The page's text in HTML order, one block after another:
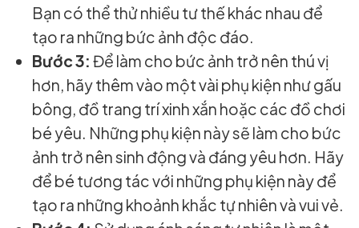
Bạn có thể thử nhiều tư thế khác nhau để
tạo ra những bức ảnh độc đáo.
Bước 3:Để làm cho bức ảnh trở nên thú vị
hơn, hãy thêm vào một vài phụ kiện như gấu
bông, đồ trang trí xinh xắn hoặc các đồ chơi
bé yêu. Những phụ kiện này sẽ làm cho bức
ảnh trở nên sinh động và đáng yêu hơn. Hãy
để bé tương tác với những phụ kiện này để
tạo ra những khoảnh khắc tự nhiên và vui vẻ.